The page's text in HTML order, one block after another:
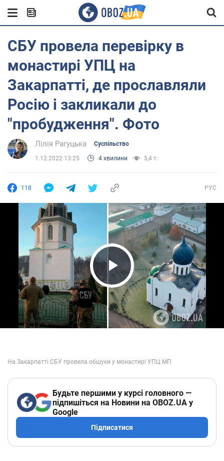
СБУ провела перевірку в
монастирі УПЦ на
Закарпатті, де прославляли
Росію і закликали до
"пробудження". Фото
Лілія Рагуцька Суспільство
1.12.2022 13:25 4 хвилини 5,4 т.
118 РУС
Play Video
Будьте першими у курсі головного —
підпишіться на Новини на OBOZ.UA у
Google
Підписатися